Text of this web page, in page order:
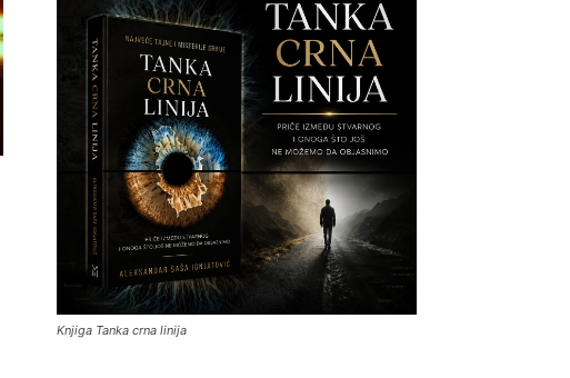
Knjiga Tanka crna linija